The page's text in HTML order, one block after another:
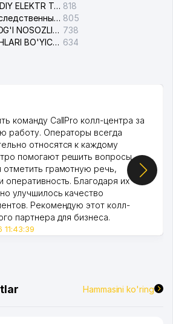
NAVOIY HUDUDIY ELEKTR TARMOQLARI KORXONASI AJ 818
Ташкентский следственный изолятор 805
ELEKTRTARMOG'I NOSOZLIKLARINI TO'ZATISH SERGELI XIZMATI 738
FUQAROLIK ISHLARI BO'YICHA UCH-TEPA TUMANI SUDI 634
команду CallPro колл-центра за
работу. Операторы всегда
относятся к каждому
помогают решить вопросы.
отметить грамотную речь,
оперативность. Благодаря их
улучшилось качество
Рекомендую этот колл-
партнера для бизнеса.
11:43:39
Hammasini ko'ring